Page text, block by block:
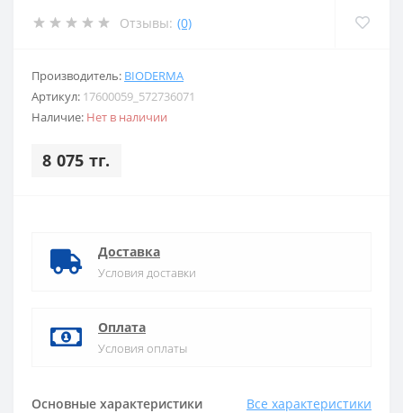
Отзывы: (0)
Производитель: BIODERMA
Артикул: 17600059_572736071
Наличие: Нет в наличии
8 075 тг.
Основные характеристики Все характеристики
Доставка
Условия доставки
Оплата
Условия оплаты